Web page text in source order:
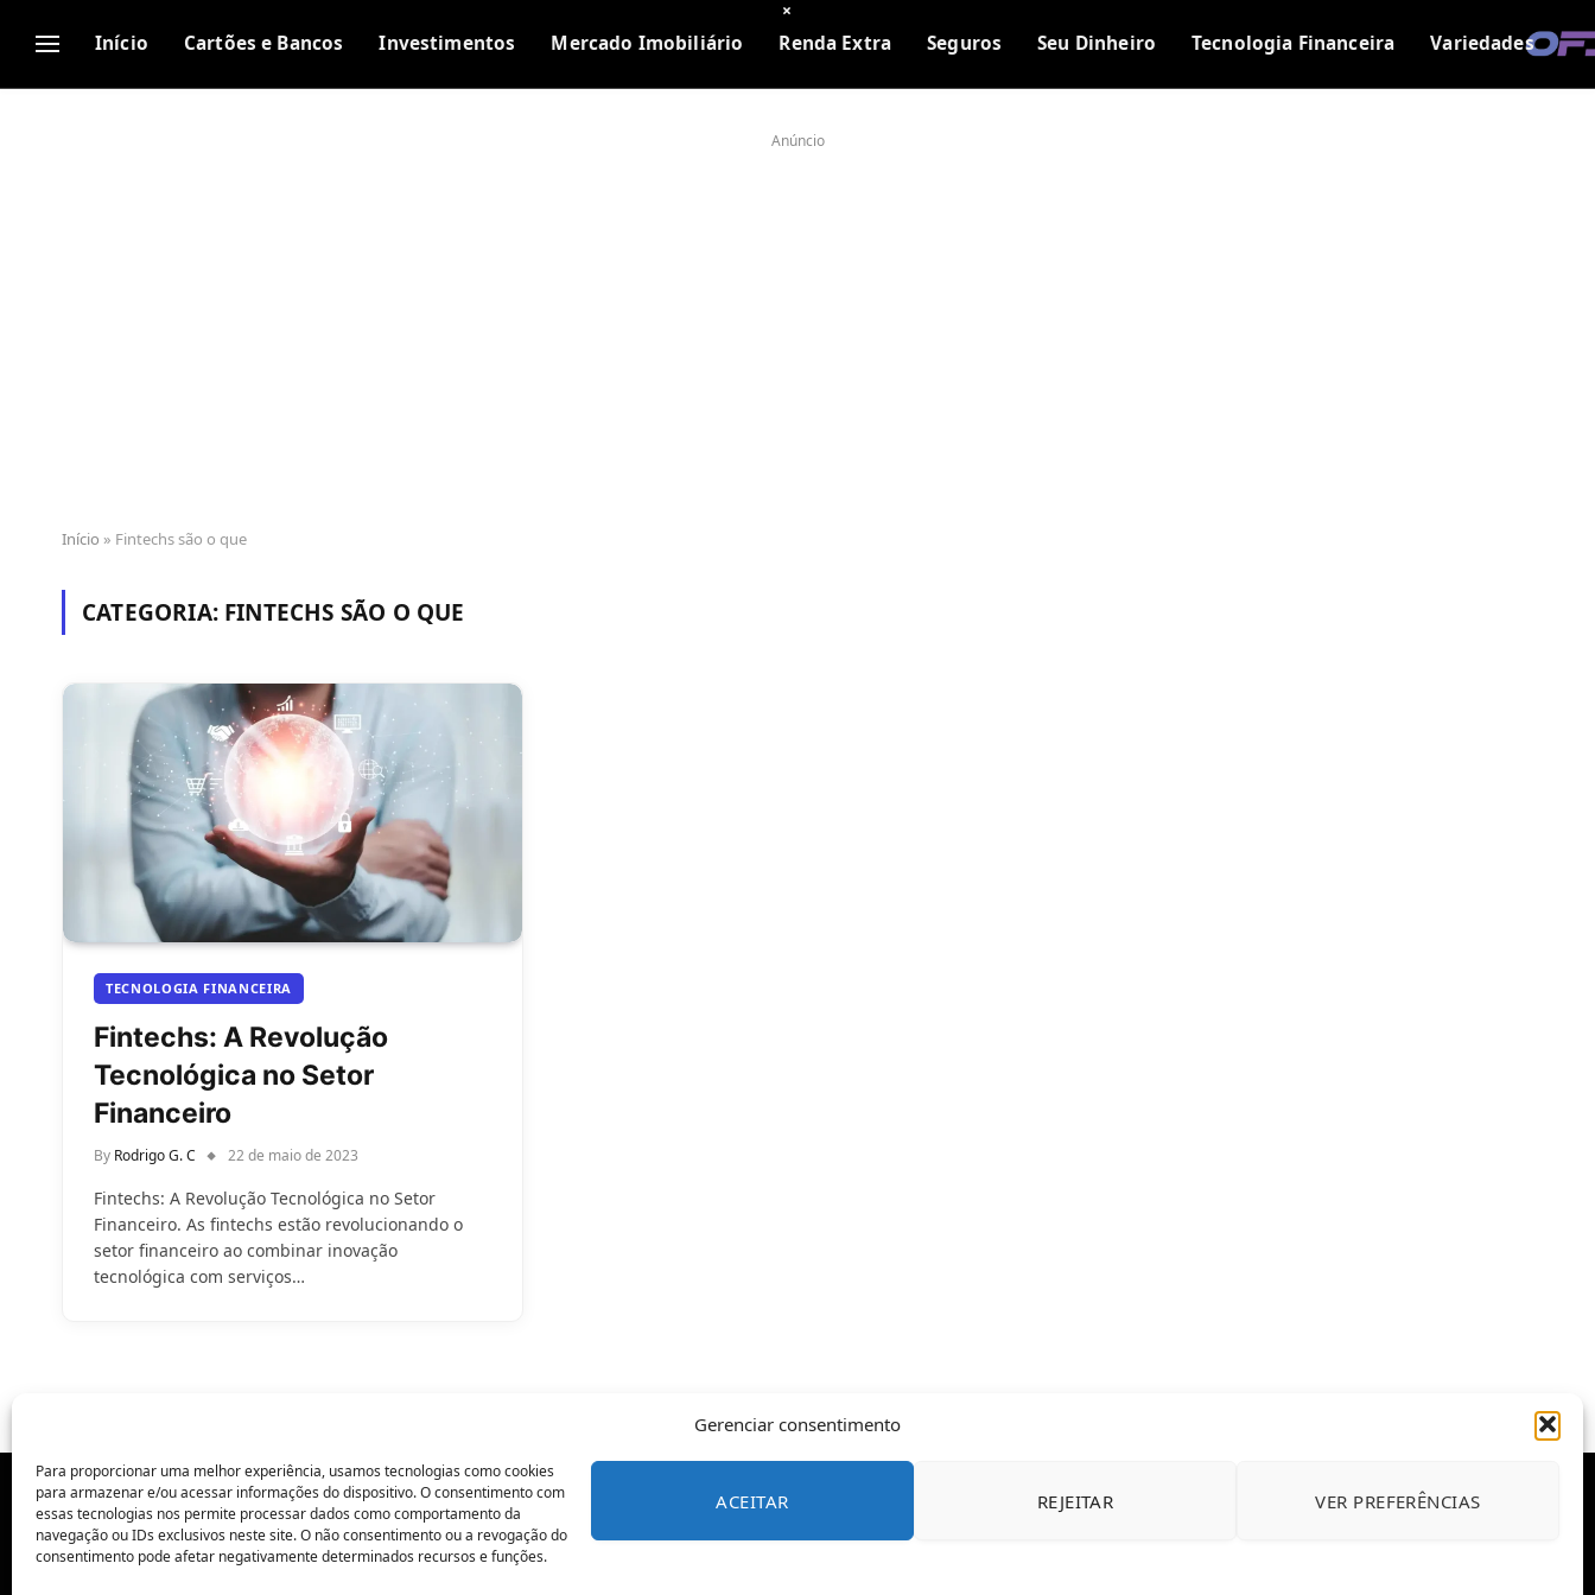
Gerenciar consentimento
Para proporcionar uma melhor experiência, usamos tecnologias como cookies
para armazenar e/ou acessar informações do dispositivo. O consentimento com
essas tecnologias nos permite processar dados como comportamento da
navegação ou IDs exclusivos neste site. O não consentimento ou a revogação do
consentimento pode afetar negativamente determinados recursos e funções.
ACEITAR REJEITAR VER PREFERÊNCIAS
Início Cartões e Bancos Investimentos Mercado Imobiliário Renda Extra Seguros Seu Dinheiro Tecnologia Financeira Variedades
Anúncio
Início » Fintechs são o que
CATEGORIA: FINTECHS SÃO O QUE
TECNOLOGIA FINANCEIRA
Fintechs: A Revolução
Tecnológica no Setor
Financeiro
By Rodrigo G. C 22 de maio de 2023
Fintechs: A Revolução Tecnológica no Setor
Financeiro. As fintechs estão revolucionando o
setor financeiro ao combinar inovação
tecnológica com serviços…
×
POLÍTICA DE PRIVACIDADE CONTATO SOBRE NÓS